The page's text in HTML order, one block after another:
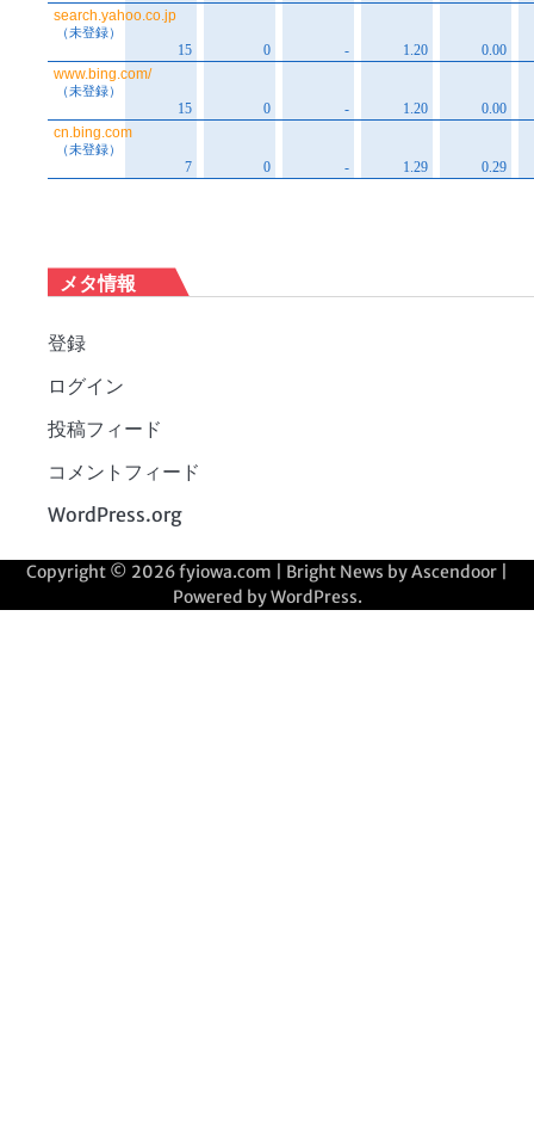
メタ情報
登録
ログイン
投稿フィード
コメントフィード
WordPress.org
Copyright © 2026fyiowa.com | Bright News byAscendoor
Powered byWordPress.